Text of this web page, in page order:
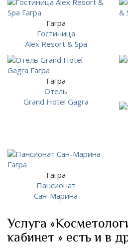
Гагра
Гостиница
Alex Resort & Spa
Гагра
Отель
Grand Hotel Gagra
Гагра
Пансионат
Сан-Марина
Услуга
кабинет » есть и в